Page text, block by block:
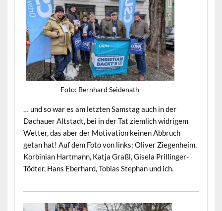
Foto: Bern­hard Seidenath
… und so war es am let­zten Sam­stag auch in der
Dachauer Alt­stadt, bei in der Tat ziem­lich widrigem
Wet­ter, das aber der Moti­va­tion keinen Abbruch
getan hat! Auf dem Foto von links: Oliv­er Ziegen­heim,
Korbin­ian Hart­mann, Kat­ja Graßl, Gisela Prillinger-
Tödter, Hans Eber­hard, Tobias Stephan und ich.